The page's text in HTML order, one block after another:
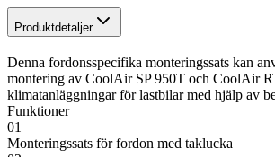
Produktdetaljer
Denna fordonsspecifika monteringssats kan
montering av CoolAir SP 950T och CoolAir
klimatanläggningar för lastbilar med hjälp av
Funktioner
01
Monteringssats för fordon med taklucka